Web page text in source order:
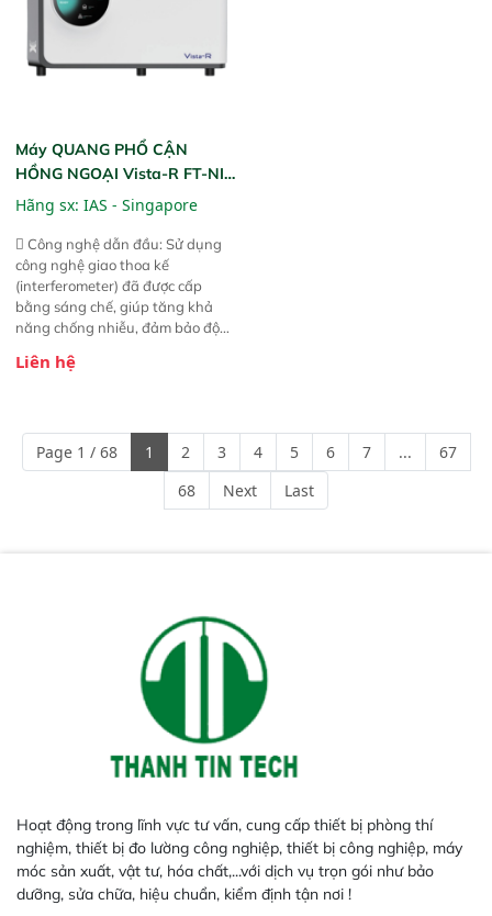
Máy QUANG PHỔ CẬN
HỒNG NGOẠI Vista-R FT-NIR
(Vista-R FT-NIR Analyzer)
Hãng sx: IAS - Singapore
 Công nghệ dẫn đầu: Sử dụng
công nghệ giao thoa kế
(interferometer) đã được cấp
bằng sáng chế, giúp tăng khả
năng chống nhiễu, đảm bảo độ
Phạm vi ứng dụng rộng: Đáp ứng
ngành công nghiệp khác nhau. 
Độ nhạy cao: Trang bị đầu dò
InGaAs độ nhạy cao, cung cấp
phản hồi phổ tuyến tính đầy đủ,
đảm bảo độ chính xác và khả
Liên hệ
Page 1 / 68 1 2 3 4 5 6 7 ...
67
68
Next Last
Hoạt động trong lĩnh vực tư vấn, cung cấp thiết bị phòng thí
nghiệm, thiết bị đo lường công nghiệp, thiết bị công nghiệp, máy
móc sản xuất, vật tư, hóa chất,...với dịch vụ trọn gói như bảo
dưỡng, sửa chữa, hiệu chuẩn, kiểm định tận nơi !